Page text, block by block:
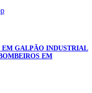
EM GALPÃO INDUSTRIAL
EM